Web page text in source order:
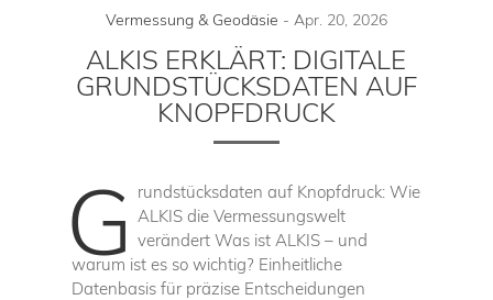
Vermessung & Geodäsie - Apr. 20, 2026
ALKIS ERKLÄRT: DIGITALE
GRUNDSTÜCKSDATEN AUF
KNOPFDRUCK
G
rundstücksdaten auf Knopfdruck: Wie
ALKIS die Vermessungswelt
verändert Was ist ALKIS – und
warum ist es so wichtig? Einheitliche
Datenbasis für präzise Entscheidungen